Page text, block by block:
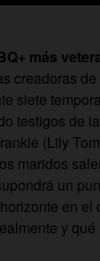
más
creadoras de
siete
testigos de
(Lily
maridos
un
en el
y